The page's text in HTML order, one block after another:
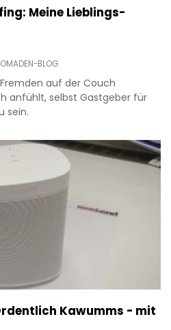
Meine Lieblings-
BLOG
auf der Couch
anfühlt, selbst Gastgeber für
sein.
Kawumms - mit